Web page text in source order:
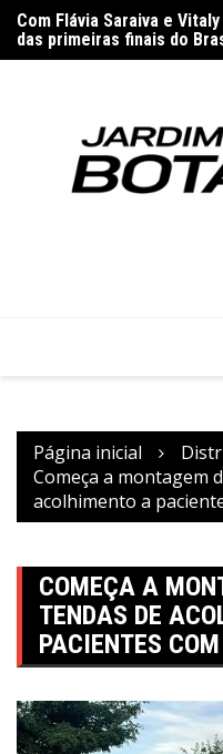
para
o
Com Flávia Saraiva e
das primeiras finais do
Página inicial
Começa a montagem
acolhimento a
COMEÇA A
TENDAS DE
PACIENTES